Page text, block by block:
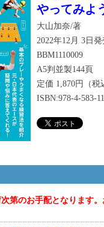
やってみよ
大山加奈/著
2022年12月 3日発
BBM1110009
A5判並製144頁
定価 1,870円（税
ISBN:978-4-583-
第のお手配となります